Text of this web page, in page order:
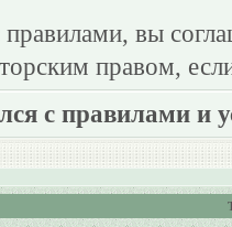
вы
правом,
с правилами и